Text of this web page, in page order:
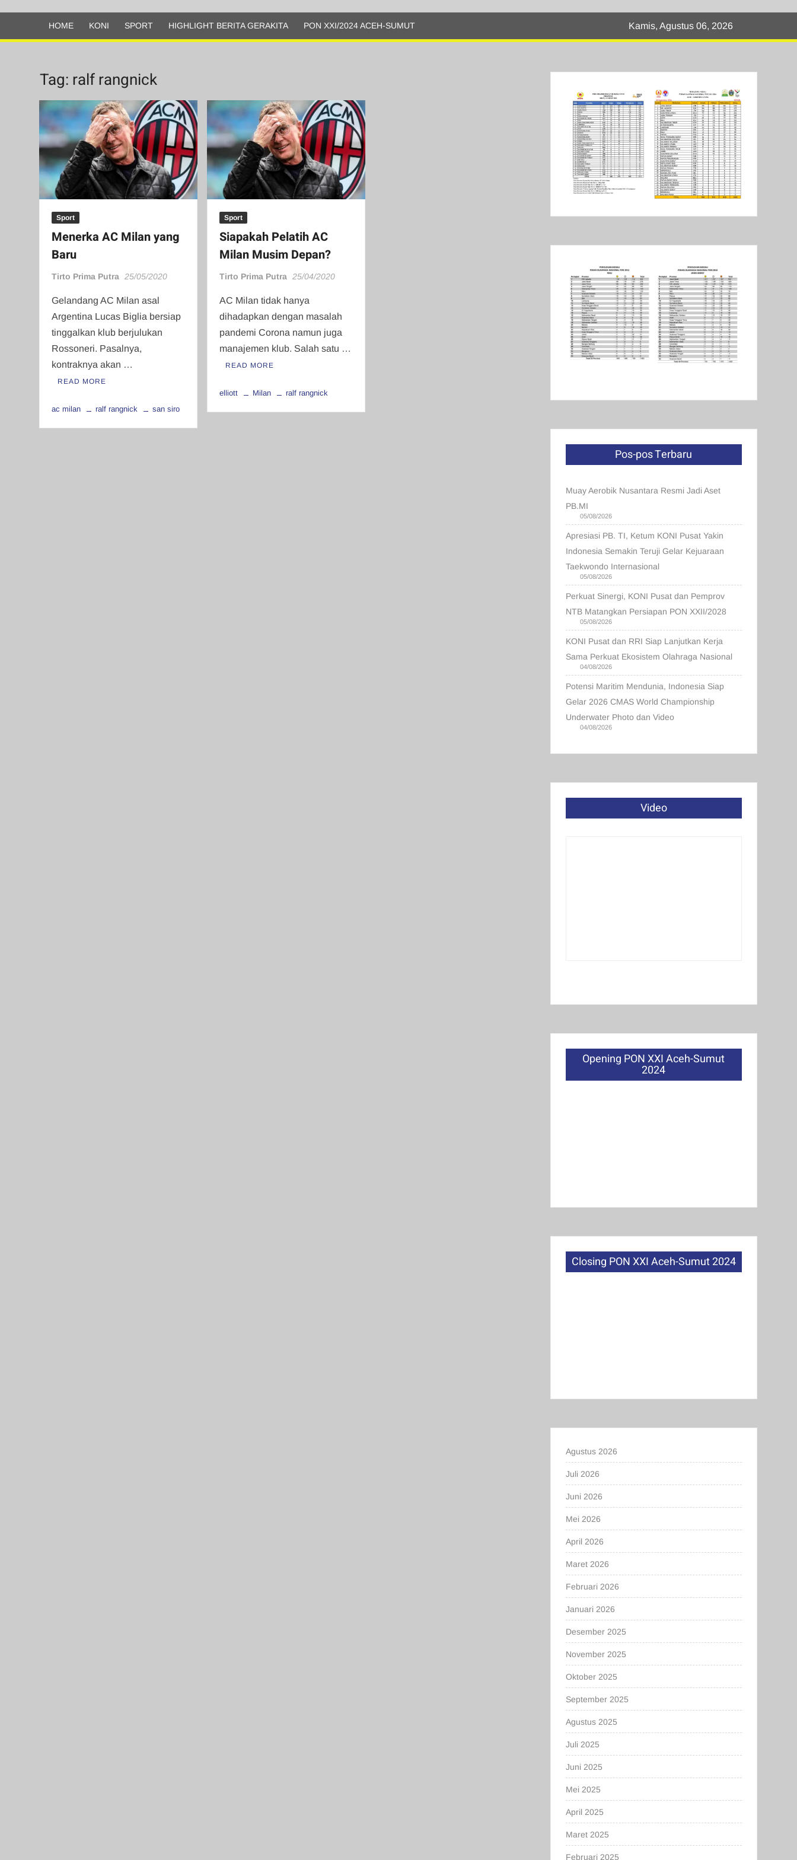
Olahraga
HOME KONI SPORT HIGHLIGHT BERITA GERAKITA PON XXI/2024 ACEH-SUMUT Kamis, Agustus 06, 2026
Tag: ralf rangnick
Sport
Menerka AC Milan yang
Baru
Tirto Prima Putra 25/05/2020
Gelandang AC Milan asal
Argentina Lucas Biglia bersiap
tinggalkan klub berjulukan
Rossoneri. Pasalnya,
kontraknya akan …
READ MORE
ac milan ralf rangnick san siro
Sport
Siapakah Pelatih AC
Milan Musim Depan?
Tirto Prima Putra 25/04/2020
AC Milan tidak hanya
dihadapkan dengan masalah
pandemi Corona namun juga
manajemen klub. Salah satu …
READ MORE
elliott Milan ralf rangnick
Pos-pos Terbaru
Muay Aerobik Nusantara Resmi Jadi Aset
PB.MI
05/08/2026
Apresiasi PB. TI, Ketum KONI Pusat Yakin
Indonesia Semakin Teruji Gelar Kejuaraan
Taekwondo Internasional
05/08/2026
Perkuat Sinergi, KONI Pusat dan Pemprov
NTB Matangkan Persiapan PON XXII/2028
05/08/2026
KONI Pusat dan RRI Siap Lanjutkan Kerja
Sama Perkuat Ekosistem Olahraga Nasional
04/08/2026
Potensi Maritim Mendunia, Indonesia Siap
Gelar 2026 CMAS World Championship
Underwater Photo dan Video
04/08/2026
Video
Opening PON XXI Aceh-Sumut
2024
Closing PON XXI Aceh-Sumut 2024
Agustus 2026
Juli 2026
Juni 2026
Mei 2026
April 2026
Maret 2026
Februari 2026
Januari 2026
Desember 2025
November 2025
Oktober 2025
September 2025
Agustus 2025
Juli 2025
Juni 2025
Mei 2025
April 2025
Maret 2025
Februari 2025